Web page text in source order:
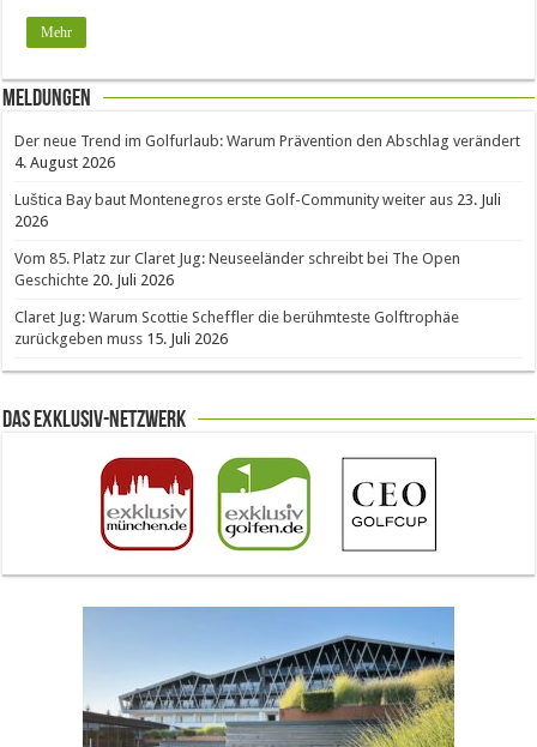
Mehr
Meldungen
Der neue Trend im Golfurlaub: Warum Prävention den Abschlag verändert
4. August 2026
Luštica Bay baut Montenegros erste Golf-Community weiter aus 23. Juli
2026
Vom 85. Platz zur Claret Jug: Neuseeländer schreibt bei The Open
Geschichte 20. Juli 2026
Claret Jug: Warum Scottie Scheffler die berühmteste Golftrophäe
zurückgeben muss 15. Juli 2026
Das Exklusiv-Netzwerk